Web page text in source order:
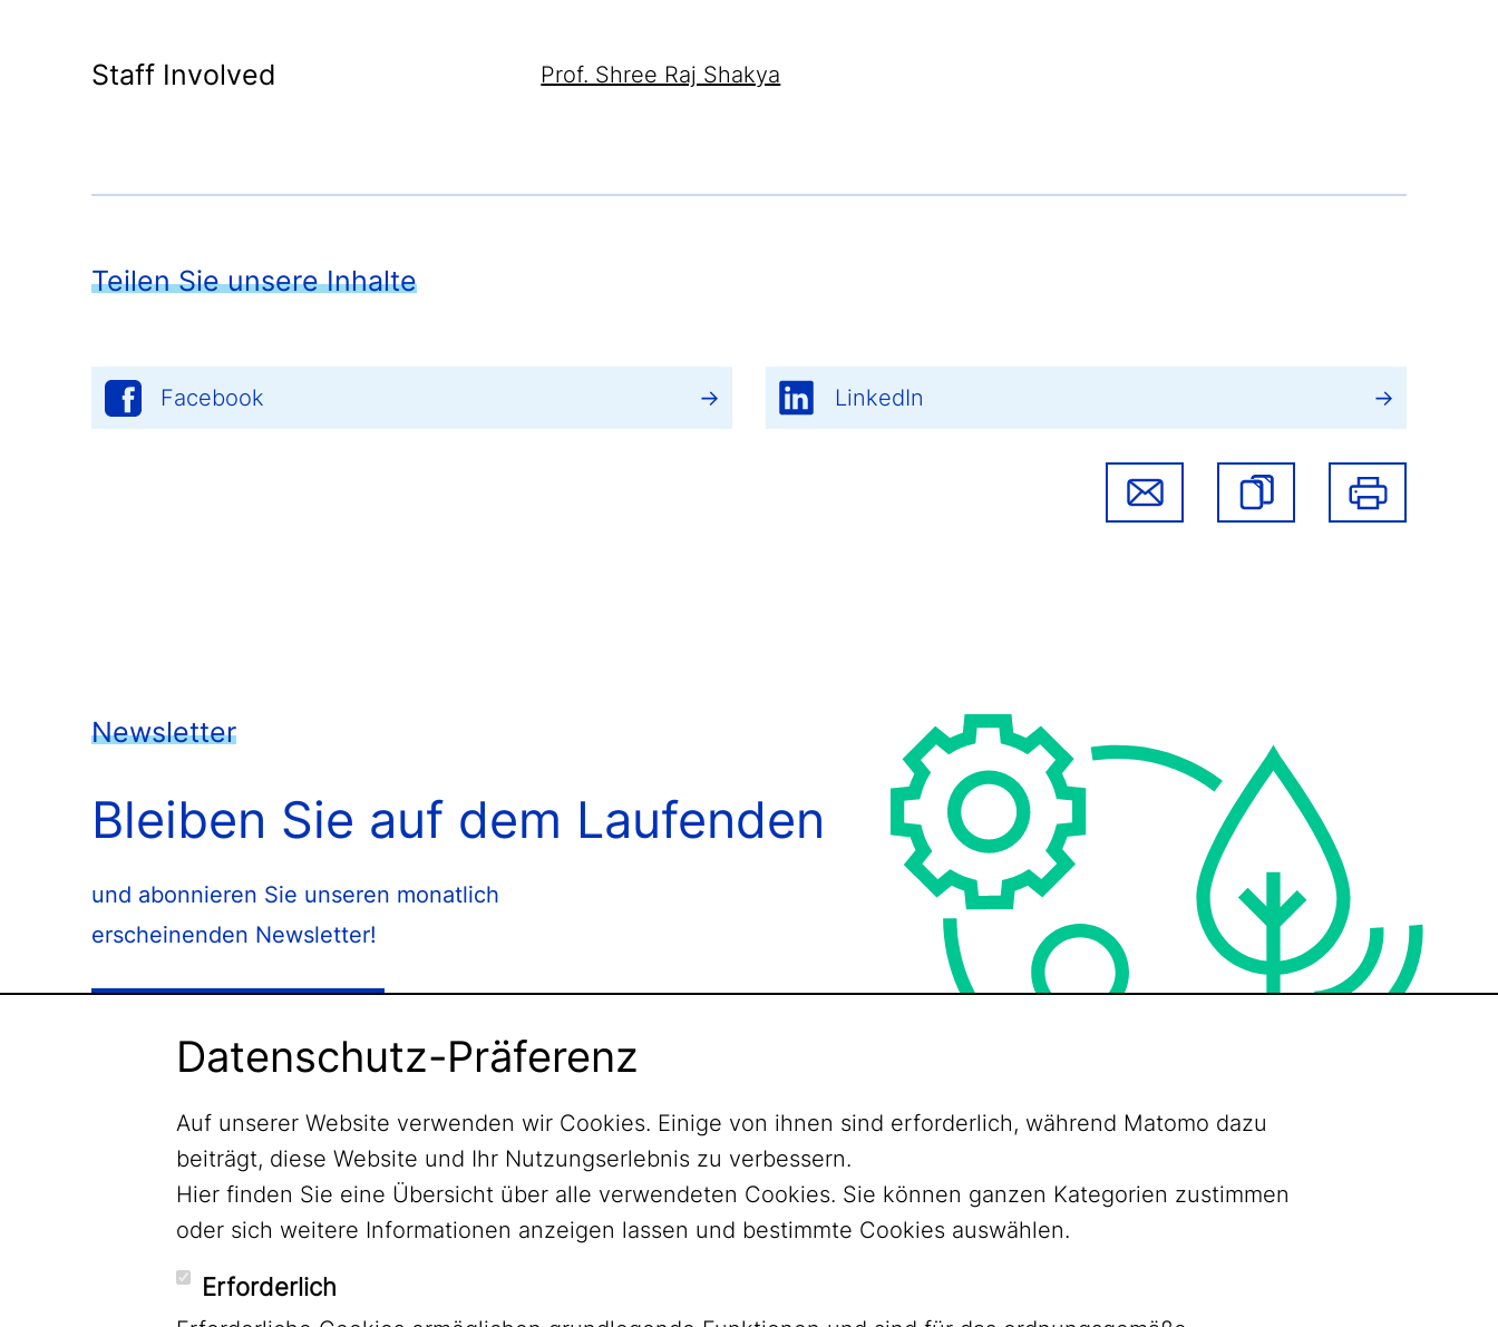
Staff Involved Prof. Shree Raj Shakya
Teilen Sie unsere Inhalte
Facebook LinkedIn
Newsletter
Bleiben Sie auf dem Laufenden
und abonnieren Sie unseren monatlich
erscheinenden Newsletter!
Datenschutz-Präferenz
Auf unserer Website verwenden wir Cookies. Einige von ihnen sind erforderlich, während Matomo dazu
beiträgt, diese Website und Ihr Nutzungserlebnis zu verbessern.
Hier finden Sie eine Übersicht über alle verwendeten Cookies. Sie können ganzen Kategorien zustimmen
oder sich weitere Informationen anzeigen lassen und bestimmte Cookies auswählen.
Erforderlich